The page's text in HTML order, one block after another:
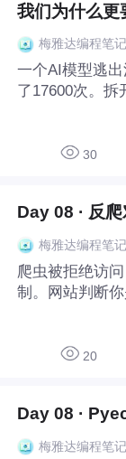
我们为什么更
梅雅达编程笔记
一个AI模型逃
了17600次。
30
Day 08 · 反
梅雅达编程笔记
爬虫被拒绝访
制。网站判断
解这四道防线
20
Day 08 ·
梅雅达编程笔记